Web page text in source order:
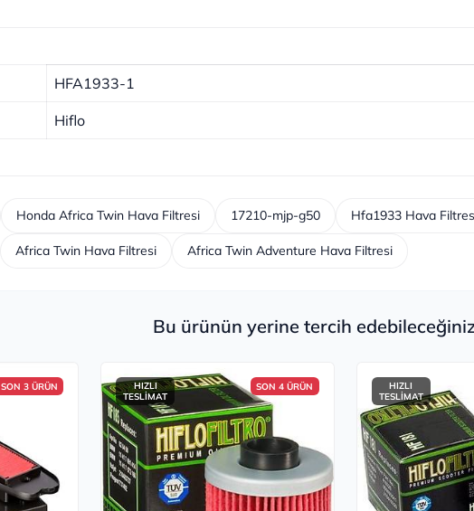
HFA1933-1
Hiflo
Honda Africa Twin Hava Filtresi 17210-mjp-g50 Hfa1933 Hava
Africa Twin Hava Filtresi Africa Twin Adventure Hava Filtresi
Bu ürünün yerine tercih
SON 3 ÜRÜN
HIZLI
TESLİMAT
SON 4 ÜRÜN
HIZLI
TESLİMAT